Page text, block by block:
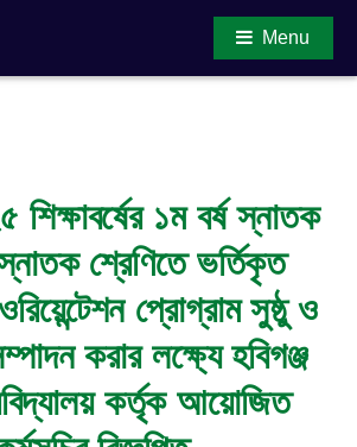
Menu
১ম বর্ষ স্নাতক
শ্রেণিতে ভর্তিকৃত
ওরিয়েন্টেশন প্রোগ্রাম সুষ্ঠু ও
করার লক্ষ্যে হবিগঞ্জ
কর্তৃক আয়োজিত